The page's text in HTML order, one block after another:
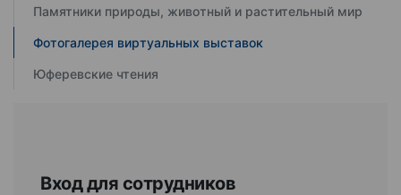
Памятники природы, животный и растительный мир
Фотогалерея виртуальных выставок
Юферевские чтения
Вход для сотрудников